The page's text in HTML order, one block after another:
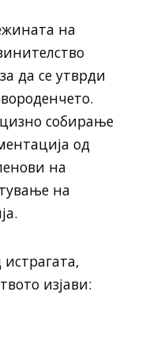
на
да се утврди
собирање
од
на
на
истрагата,
изјави: